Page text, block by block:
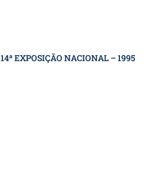
14ª EXPOSIÇÃO NACIONAL – 1995